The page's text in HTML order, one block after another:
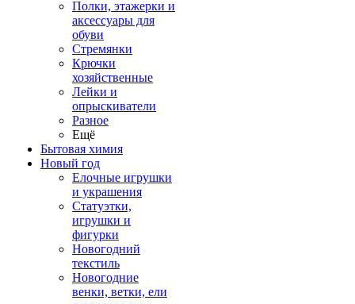
Полки, этажерки и
аксессуары для
обуви
Стремянки
Крючки
хозяйственные
Лейки и
опрыскиватели
Разное
Ещё
Бытовая химия
Новый год
Елочные игрушки
и украшения
Статуэтки,
игрушки и
фигурки
Новогодний
текстиль
Новогодние
венки, ветки, ели